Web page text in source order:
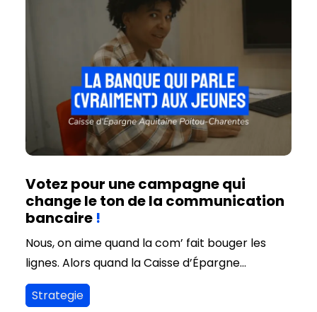
mêmes mécaniques d’avant l’été ? Comment
relancer une communication de marque qui
capte vraiment l’attention, qui dit quelque
chose de vrai et d’utile (c’est important) ?
Votez pour une campagne qui
change le ton de la communication
bancaire !
Nous, on aime quand la com’ fait bouger les
lignes. Alors quand la Caisse d’Épargne
Aquitaine Poitou-Charentes nous a demandé
d’imaginer une campagne capable de parler
Strategie